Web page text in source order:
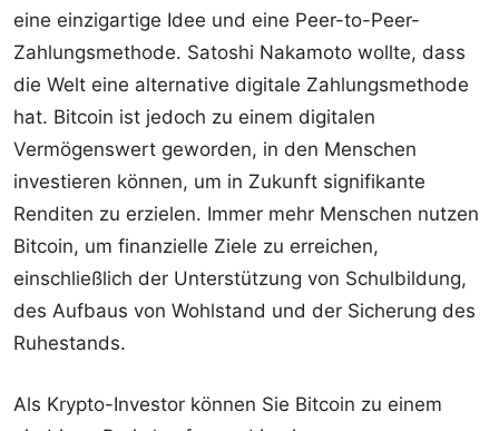
eine einzigartige Idee und eine Peer-to-Peer-
Zahlungsmethode. Satoshi Nakamoto wollte, dass
die Welt eine alternative digitale Zahlungsmethode
hat. Bitcoin ist jedoch zu einem digitalen
Vermögenswert geworden, in den Menschen
investieren können, um in Zukunft signifikante
Renditen zu erzielen. Immer mehr Menschen nutzen
Bitcoin, um finanzielle Ziele zu erreichen,
einschließlich der Unterstützung von Schulbildung,
des Aufbaus von Wohlstand und der Sicherung des
Ruhestands.
Als Krypto-Investor können Sie Bitcoin zu einem